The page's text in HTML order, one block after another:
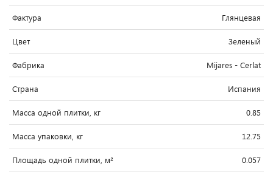
Фактура Глянцевая
Цвет Зеленый
Фабрика Mijares - Cerlat
Страна Испания
Масса одной плитки, кг 0.85
Масса упаковки, кг 12.75
Площадь одной плитки, м² 0.057